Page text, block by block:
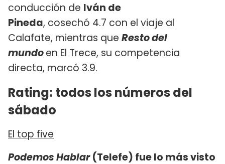
conducción de Iván de
Pineda, cosechó 4.7 con el viaje al
Calafate, mientras que Resto del
mundoen El Trece, su competencia
directa, marcó 3.9.
Rating: todos los números del
sábado
El top five
Podemos Hablar(Telefe) fue lo más visto